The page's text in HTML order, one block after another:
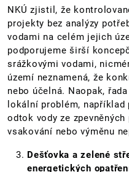
NKÚ zjistil, že
projekty bez analýzy
vodami na celém jejich
podporujeme širší
srážkovými vodami,
území neznamená, že
nebo účelná. Naopak,
lokální problém,
odtok vody ze
vsakování nebo výměnu
Dešťovka a zelené
energetických